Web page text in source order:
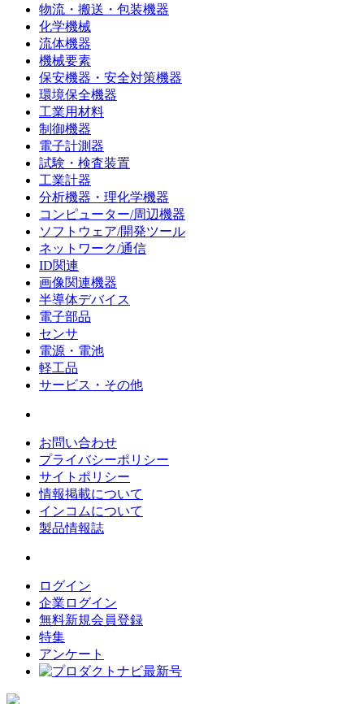
物流・搬送・包装機器
化学機械
流体機器
機械要素
保安機器・安全対策機器
環境保全機器
工業用材料
制御機器
電子計測器
試験・検査装置
工業計器
分析機器・理化学機器
コンピューター/周辺機器
ソフトウェア/開発ツール
ネットワーク/通信
ID関連
画像関連機器
半導体デバイス
電子部品
センサ
電源・電池
軽工品
サービス・その他
お問い合わせ
プライバシーポリシー
サイトポリシー
情報掲載について
インコムについて
製品情報誌
ログイン
企業ログイン
無料新規会員登録
特集
アンケート